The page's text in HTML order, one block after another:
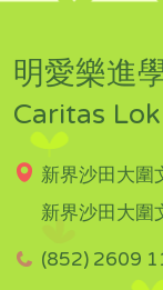
明愛樂進
Caritas
新界沙田大圍
新界沙田大圍
(852) 2609